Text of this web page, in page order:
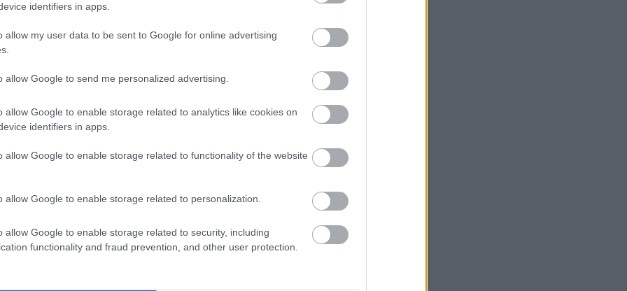
identifiers in apps.
allow my user data to be sent to Google for online advertising
allow Google to send me personalized advertising.
allow Google to enable storage related to analytics like cookies on
identifiers in apps.
allow Google to enable storage related to functionality of the website
allow Google to enable storage related to personalization.
allow Google to enable storage related to security, including
functionality and fraud prevention, and other user protection.
abban, hogy érvényes kört fusson. Ezután
előtt kicsúszott onnan, végül azonban
záró Marc Márqueztől 243 ezreddel elmaradva
hogy bejutok a Q2-be –
motoron nem éreztem jól magam, ezért ki
amely nem állt készen. Szóval akkor volt
a másik motorral, rájöttem, mit kell tennem
a csapattal közösen. Végül nagyszerű
abronccsal, utána pedig a gyorskör is jól ment.
kihozni a maximális teljesítményünket.
az első vagy a második helyet, de most az
sikerült. Ennek nagyon örülök, de szombaton
a teendő, és úgy vélem, megvan bennünk a